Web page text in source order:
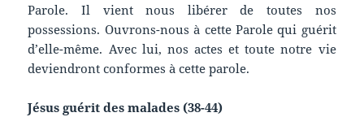
Parole. Il vient nous libérer de toutes nos
possessions. Ouvrons-nous à cette Parole qui guérit
d’elle-même. Avec lui, nos actes et toute notre vie
deviendront conformes à cette parole.
Jésus guérit des malades (38-44)